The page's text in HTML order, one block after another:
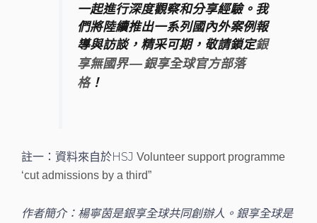
一起進行深度觀察和分享經驗。我
們將陸續推出一系列國內外案例報
導與訪談，精采可期，敬請鎖定銀
享無國界 — 銀享全球官方部落
格！
註一：資料來自於HSJ Volunteer support programme
‘cut admissions by a third”
作者簡介：楊寧茵是銀享全球共同創辦人。銀享全球是